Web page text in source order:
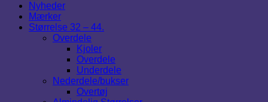
Nyheder
Mærker
Størrelse 32 – 44.
Overdele
Kjoler
Overdele
Underdele
Nederdele/bukser
Overtøj